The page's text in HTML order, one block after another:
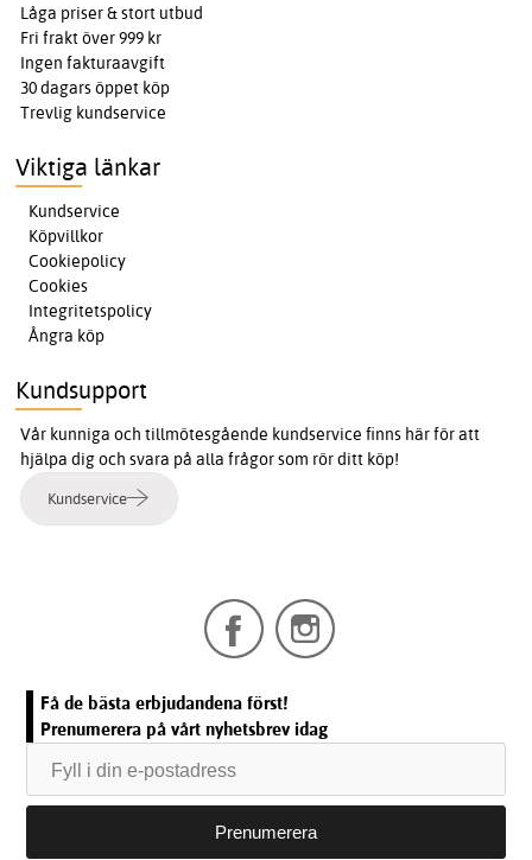
Låga priser & stort utbud
Fri frakt över 999 kr
Ingen fakturaavgift
30 dagars öppet köp
Trevlig kundservice
Viktiga länkar
Kundservice
Köpvillkor
Cookiepolicy
Cookies
Integritetspolicy
Ångra köp
Kundsupport
Vår kunniga och tillmötesgående kundservice finns här för att
hjälpa dig och svara på alla frågor som rör ditt köp!
Kundservice
Få de bästa erbjudandena först!
Prenumerera på vårt nyhetsbrev idag